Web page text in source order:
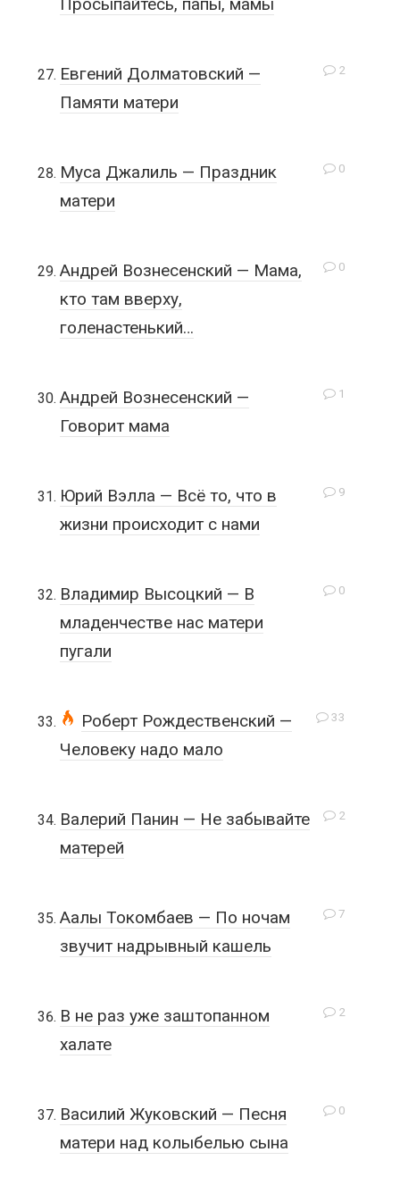
2
Евгений Долматовский —
Памяти матери
0
Муса Джалиль — Праздник
матери
0
Андрей Вознесенский — Мама,
кто там вверху,
голенастенький…
1
Андрей Вознесенский —
Говорит мама
9
Юрий Вэлла — Всё то, что в
жизни происходит с нами
0
Владимир Высоцкий — В
младенчестве нас матери
пугали
33
Роберт Рождественский —
Человеку надо мало
2
Валерий Панин — Не забывайте
матерей
7
Аалы Токомбаев — По ночам
звучит надрывный кашель
2
В не раз уже заштопанном
халате
0
Василий Жуковский — Песня
матери над колыбелью сына